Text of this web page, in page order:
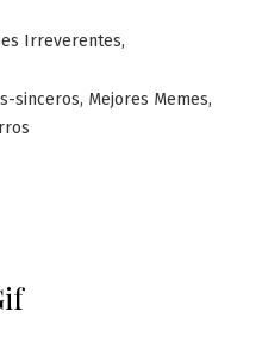
Irreverentes,
sinceros, Mejores Memes,